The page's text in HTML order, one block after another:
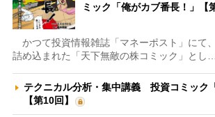
ミック「俺がカブ番長！」【
かつて投資情報雑誌「マネーポスト」にて
詰め込まれた「天下無敵の株コミック」とし…
テクニカル分析・集中講義 投資コミック
【第10回】